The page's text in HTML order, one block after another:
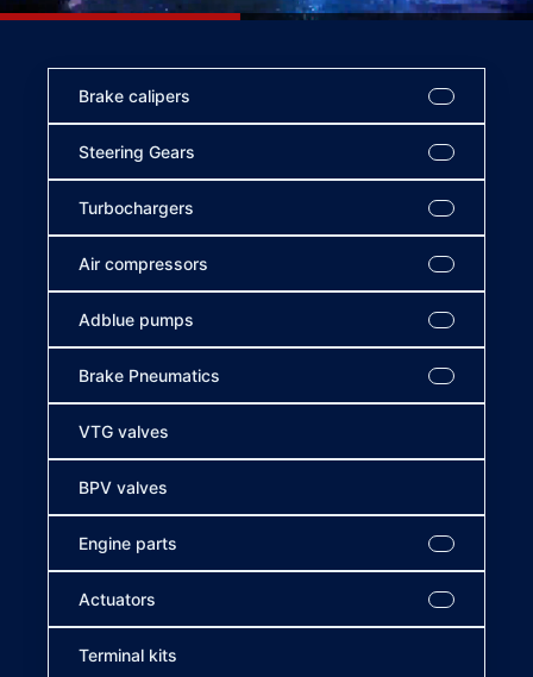
Brake calipers
Steering Gears
Turbochargers
Air compressors
Adblue pumps
Brake Pneumatics
VTG valves
BPV valves
Engine parts
Actuators
Terminal kits